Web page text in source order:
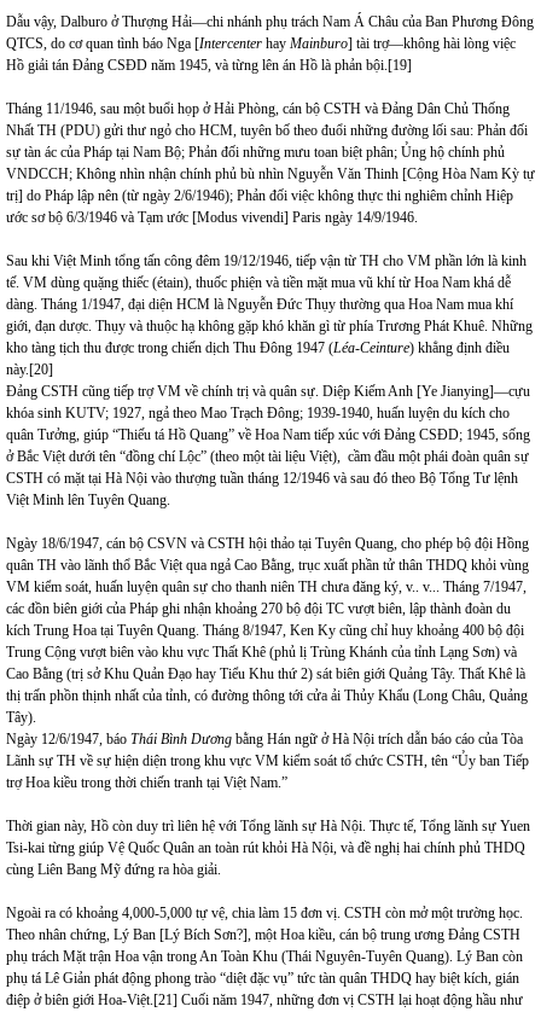
Dẫu vậy, Dalburo ở Thượng Hải—chi nhánh phụ trách Nam Á Châu của Ban Phương Đông
QTCS, do cơ quan tình báo Nga [Intercenter hay Mainburo] tài trợ—không hài lòng việc
Hồ giải tán Đảng CSĐD năm 1945, và từng lên án Hồ là phản bội. [19]
Tháng 11/1946, sau một buổi họp ở Hải Phòng, cán bộ CSTH và Đảng Dân Chủ Thống
Nhất TH (PDU) gửi thư ngỏ cho HCM, tuyên bố theo đuổi những đường lối sau: Phản đối
sự tàn ác của Pháp tại Nam Bộ; Phản đối những mưu toan biệt phân; Ủng hộ chính phủ
VNDCCH; Không nhìn nhận chính phủ bù nhìn Nguyễn Văn Thinh [Cộng Hòa Nam Kỳ tự
trị] do Pháp lập nên (từ ngày 2/6/1946); Phản đối việc không thực thi nghiêm chỉnh Hiệp
ước sơ bộ 6/3/1946 và Tạm ước [Modus vivendi] Paris ngày 14/9/1946.
Sau khi Việt Minh tổng tấn công đêm 19/12/1946, tiếp vận từ TH cho VM phần lớn là kinh
tế. VM dùng quặng thiếc (étain), thuốc phiện và tiền mặt mua vũ khí từ Hoa Nam khá dễ
dàng. Tháng 1/1947, đại diện HCM là Nguyễn Đức Thụy thường qua Hoa Nam mua khí
giới, đạn dược. Thụy và thuộc hạ không gặp khó khăn gì từ phía Trương Phát Khuê. Những
kho tàng tịch thu được trong chiến dịch Thu Đông 1947 (Léa-Ceinture) khẳng định điều
này.[20]
Đảng CSTH cũng tiếp trợ VM về chính trị và quân sự. Diệp Kiếm Anh [Ye Jianying]—cựu
khóa sinh KUTV; 1927, ngả theo Mao Trạch Đông; 1939-1940, huấn luyện du kích cho
quân Tưởng, giúp “Thiếu tá Hồ Quang” về Hoa Nam tiếp xúc với Đảng CSĐD; 1945, sống
ở Bắc Việt dưới tên “đồng chí Lộc” (theo một tài liệu Việt), cầm đầu một phái đoàn quân sự
CSTH có mặt tại Hà Nội vào thượng tuần tháng 12/1946 và sau đó theo Bộ Tổng Tư lệnh
Việt Minh lên Tuyên Quang.
Ngày 18/6/1947, cán bộ CSVN và CSTH hội thảo tại Tuyên Quang, cho phép bộ đội Hồng
quân TH vào lãnh thổ Bắc Việt qua ngả Cao Bằng, trục xuất phần tử thân THDQ khỏi vùng
VM kiểm soát, huấn luyện quân sự cho thanh niên TH chưa đăng ký, v.. v... Tháng 7/1947,
các đồn biên giới của Pháp ghi nhận khoảng 270 bộ đội TC vượt biên, lập thành đoàn du
kích Trung Hoa tại Tuyên Quang. Tháng 8/1947, Ken Ky cũng chỉ huy khoảng 400 bộ đội
Trung Cộng vượt biên vào khu vực Thất Khê (phủ lị Trùng Khánh của tỉnh Lạng Sơn) và
Cao Bằng (trị sở Khu Quản Đạo hay Tiểu Khu thứ 2) sát biên giới Quảng Tây. Thất Khê là
thị trấn phồn thịnh nhất của tỉnh, có đường thông tới cửa ải Thủy Khẩu (Long Châu, Quảng
Tây).
Ngày 12/6/1947, báo Thái Bình Dương bằng Hán ngữ ở Hà Nội trích dẫn báo cáo của Tòa
Lãnh sự TH về sự hiện diện trong khu vực VM kiểm soát tổ chức CSTH, tên “Ủy ban Tiếp
trợ Hoa kiều trong thời chiến tranh tại Việt Nam.”
Thời gian này, Hồ còn duy trì liên hệ với Tổng lãnh sự Hà Nội. Thực tế, Tổng lãnh sự Yuen
Tsi-kai từng giúp Vệ Quốc Quân an toàn rút khỏi Hà Nội, và đề nghị hai chính phủ THDQ
cùng Liên Bang Mỹ đứng ra hòa giải.
Ngoài ra có khoảng 4,000-5,000 tự vệ, chia làm 15 đơn vị. CSTH còn mở một trường học.
Theo nhân chứng, Lý Ban [Lý Bích Sơn?], một Hoa kiều, cán bộ trung ương Đảng CSTH
phụ trách Mặt trận Hoa vận trong An Toàn Khu (Thái Nguyên-Tuyên Quang). Lý Ban còn
phụ tá Lê Giản phát động phong trào “diệt đặc vụ” tức tàn quân THDQ hay biệt kích, gián
điệp ở biên giới Hoa-Việt. [21] Cuối năm 1947, những đơn vị CSTH lại hoạt động hầu như